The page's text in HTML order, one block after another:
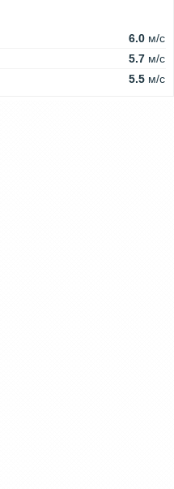
6.0 м/c
5.7 м/c
5.5 м/c